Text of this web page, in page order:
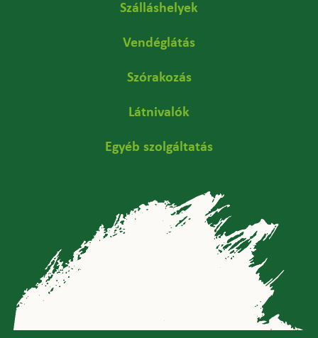
Szálláshelyek
Vendéglátás
Szórakozás
Látnivalók
Egyéb szolgáltatás